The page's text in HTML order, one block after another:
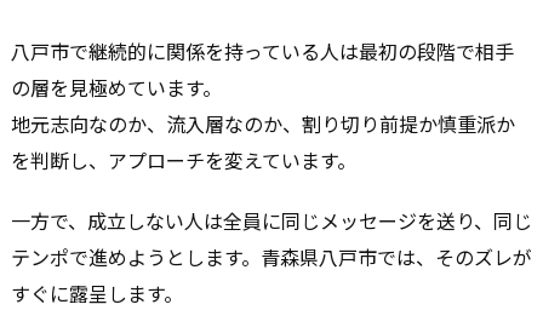
八戸市で継続的に関係を持っている人は最初の段階で相手
の層を見極めています。
地元志向なのか、流入層なのか、割り切り前提か慎重派か
を判断し、アプローチを変えています。
一方で、成立しない人は全員に同じメッセージを送り、同じ
テンポで進めようとします。青森県八戸市では、そのズレが
すぐに露呈します。